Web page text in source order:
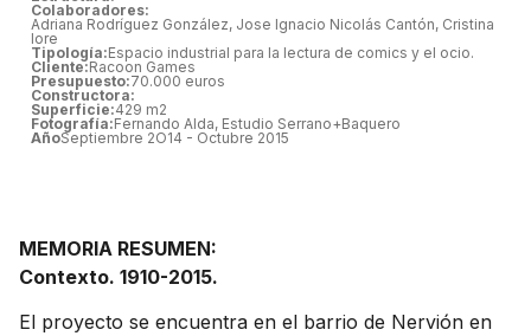
Colaboradores:
Adriana Rodríguez González, Jose Ignacio Nicolás Cantón, Cristina
Iore
Tipología:Espacio industrial para la lectura de comics y el ocio.
Cliente:Racoon Games
Presupuesto:70.000 euros
Constructora:
Superficie:429 m2
Fotografía:Fernando Alda, Estudio Serrano+Baquero
AñoSeptiembre 2O14 - Octubre 2015
MEMORIA RESUMEN:
Contexto. 1910-2015.
El proyecto se encuentra en el barrio de Nervión en